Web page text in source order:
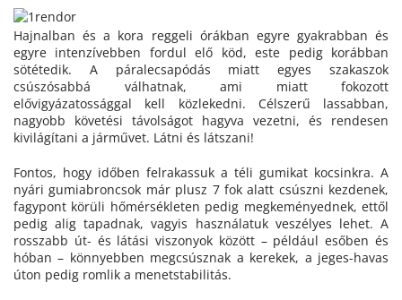
Hajnalban és a kora reggeli órákban egyre gyakrabban és
egyre intenzívebben fordul elő köd, este pedig korábban
sötétedik. A páralecsapódás miatt egyes szakaszok
csúszósabbá válhatnak, ami miatt fokozott
elővigyázatossággal kell közlekedni. Célszerű lassabban,
nagyobb követési távolságot hagyva vezetni, és rendesen
kivilágítani a járművet. Látni és látszani!
Fontos, hogy időben felrakassuk a téli gumikat kocsinkra. A
nyári gumiabroncsok már plusz 7 fok alatt csúszni kezdenek,
fagypont körüli hőmérsékleten pedig megkeményednek, ettől
pedig alig tapadnak, vagyis használatuk veszélyes lehet. A
rosszabb út- és látási viszonyok között – például esőben és
hóban – könnyebben megcsúsznak a kerekek, a jeges-havas
úton pedig romlik a menetstabilitás.